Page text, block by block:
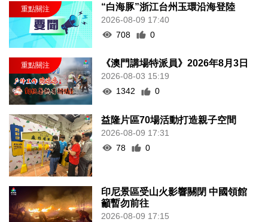
“白海豚”浙江台州玉環沿海登陸
2026-08-09 17:40
708
0
《澳門講場特派員》2026年8月3日
2026-08-03 15:19
1342
0
益隆片區70場活動打造親子空間
2026-08-09 17:31
78
0
印尼景區受山火影響關閉 中國領館
籲暫勿前往
2026-08-09 17:15